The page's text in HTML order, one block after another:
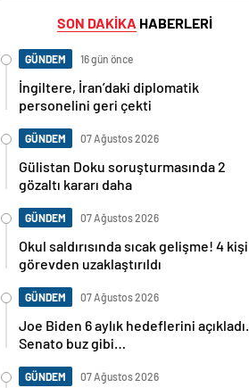
SON DAKİKA HABERLERİ
GÜNDEM 16 gün önce
İngiltere, İran’daki diplomatik
personelini geri çekti
GÜNDEM 07 Ağustos 2026
Gülistan Doku soruşturmasında 2
gözaltı kararı daha
GÜNDEM 07 Ağustos 2026
Okul saldırısında sıcak gelişme! 4 kişi
görevden uzaklaştırıldı
GÜNDEM 07 Ağustos 2026
Joe Biden 6 aylık hedeflerini açıkladı.
Senato buz gibi…
GÜNDEM 07 Ağustos 2026